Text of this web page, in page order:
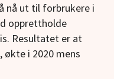
nå ut til forbrukere i
opprettholde
Resultatet er at
i 2020 mens